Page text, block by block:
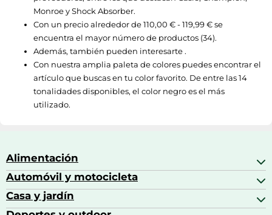
MonroeyShock Absorber.
Con un precio alrededor de110,00 € - 119,99 €se
encuentra el mayor número de productos (34).
Además, también pueden interesarte .
Con nuestra amplia paleta de colores puedes encontrar el
artículo que buscas en tu color favorito. De entre las 14
tonalidades disponibles, el color negro es el más
utilizado.
Alimentación
Bebidas
Bebidas espirituosas
Brandy
Automóvil y motocicleta
Accesorios para coche
Aceite de motor y manutención
Casa y jardín